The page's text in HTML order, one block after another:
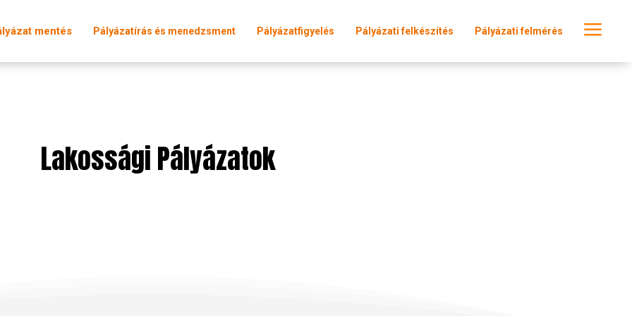
mentés Pályázatírás és menedzsment Pályázatfigyelés Pályázati felkészítés Pályázati felmérés a
Lakossági Pályázatok